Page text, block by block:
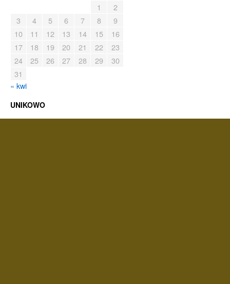
1
2
3
4 5 6 7 8
9
10
11 12 13 14 15
16
17
18 19 20 21 22
23
24
25 26 27 28 29
30
31
« kwi
UNIKOWO